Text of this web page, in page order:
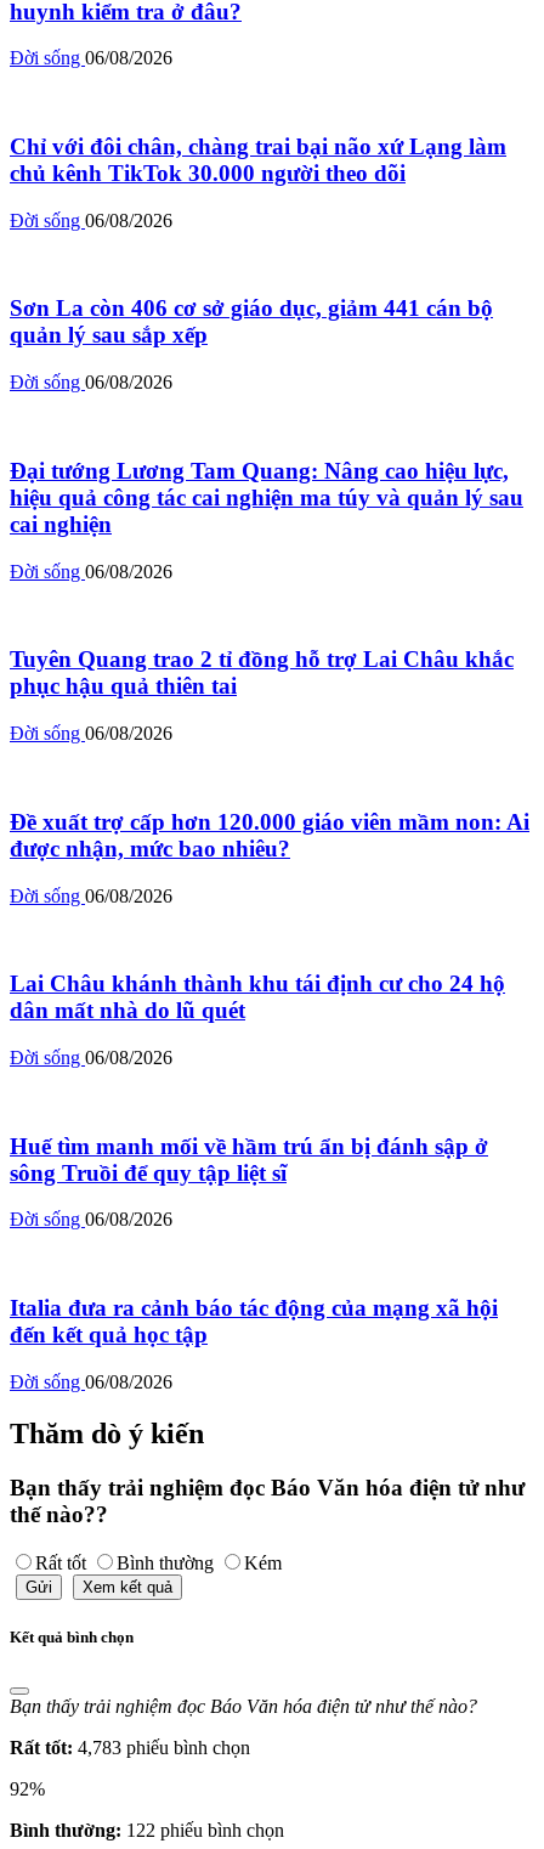
huynh kiểm tra ở đâu?
Đời sống 06/08/2026
Chỉ với đôi chân, chàng trai bại não xứ Lạng làm
chủ kênh TikTok 30.000 người theo dõi
Đời sống 06/08/2026
Sơn La còn 406 cơ sở giáo dục, giảm 441 cán bộ
quản lý sau sắp xếp
Đời sống 06/08/2026
Đại tướng Lương Tam Quang: Nâng cao hiệu lực,
hiệu quả công tác cai nghiện ma túy và quản lý sau
cai nghiện
Đời sống 06/08/2026
Tuyên Quang trao 2 tỉ đồng hỗ trợ Lai Châu khắc
phục hậu quả thiên tai
Đời sống 06/08/2026
Đề xuất trợ cấp hơn 120.000 giáo viên mầm non: Ai
được nhận, mức bao nhiêu?
Đời sống 06/08/2026
Lai Châu khánh thành khu tái định cư cho 24 hộ
dân mất nhà do lũ quét
Đời sống 06/08/2026
Huế tìm manh mối về hầm trú ẩn bị đánh sập ở
sông Truồi để quy tập liệt sĩ
Đời sống 06/08/2026
Italia đưa ra cảnh báo tác động của mạng xã hội
đến kết quả học tập
Đời sống 06/08/2026
Thăm dò ý kiến
Bạn thấy trải nghiệm đọc Báo Văn hóa điện tử như
thế nào??
Rất tốt Bình thường Kém
Gửi Xem kết quả
Kết quả bình chọn
Bạn thấy trải nghiệm đọc Báo Văn hóa điện tử như thế nào?
Rất tốt: 4,783 phiếu bình chọn
92%
Bình thường: 122 phiếu bình chọn